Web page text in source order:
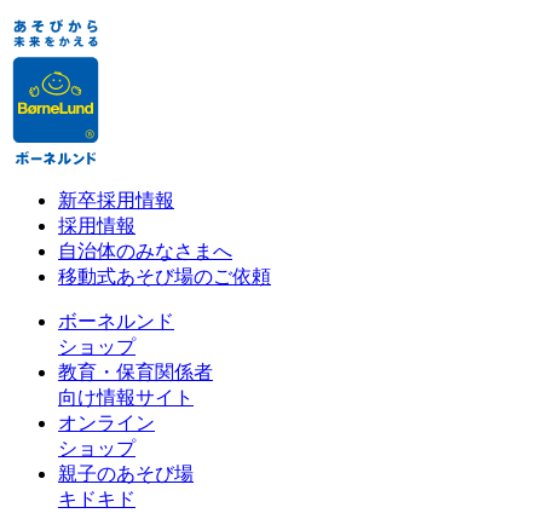
新卒採用情報
採用情報
自治体のみなさまへ
移動式あそび場のご依頼
ボーネルンド
ショップ
教育・保育関係者
向け情報サイト
オンライン
ショップ
親子のあそび場
キドキド